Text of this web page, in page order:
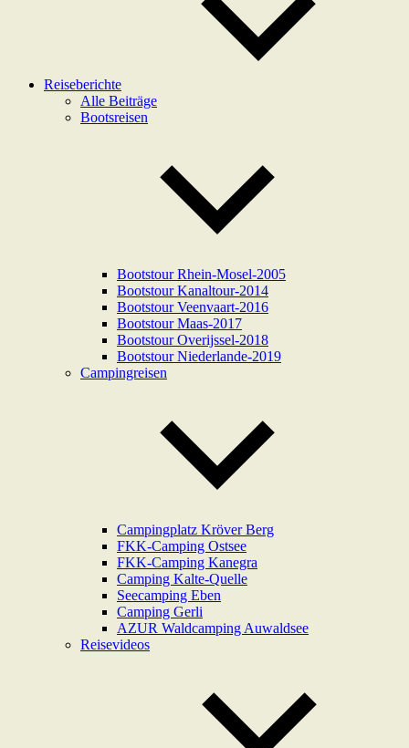
Reiseberichte
Alle Beiträge
Bootsreisen
Bootstour Rhein-Mosel-2005
Bootstour Kanaltour-2014
Bootstour Veenvaart-2016
Bootstour Maas-2017
Bootstour Overijssel-2018
Bootstour Niederlande-2019
Campingreisen
Campingplatz Kröver Berg
FKK-Camping Ostsee
FKK-Camping Kanegra
Camping Kalte-Quelle
Seecamping Eben
Camping Gerli
AZUR Waldcamping Auwaldsee
Reisevideos